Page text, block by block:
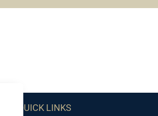
QUICK LINKS